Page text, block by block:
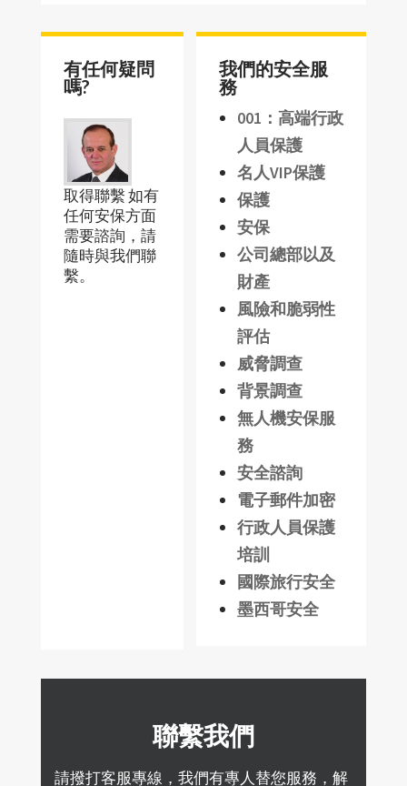
有任何疑問
嗎?
取得聯繫 如有
任何安保方面
需要諮詢，請
隨時與我們聯
繫。
我們的安全服
務
001：高端行政
人員保護
名人VIP保護
保護
安保
公司總部以及
財產
風險和脆弱性
評估
威脅調查
背景調查
無人機安保服
務
安全諮詢
電子郵件加密
行政人員保護
培訓
國際旅行安全
墨西哥安全
聯繫我們
請撥打客服專線，我們有專人替您服務，解